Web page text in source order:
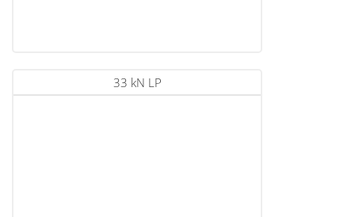
33 kN LP